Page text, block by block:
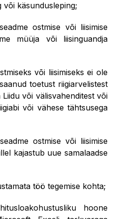
käsundusleping;
ostmise või liisimise
müüja või liisinguandja
või liisimiseks ei ole
toetust riigiarvelistest
või välisvahenditest või
või vähese tähtsusega
ostmise või liisimise
kajastub uue samalaadse
töö tegemise kohta;
hoone